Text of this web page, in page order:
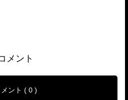
メント
メント ( 0 )